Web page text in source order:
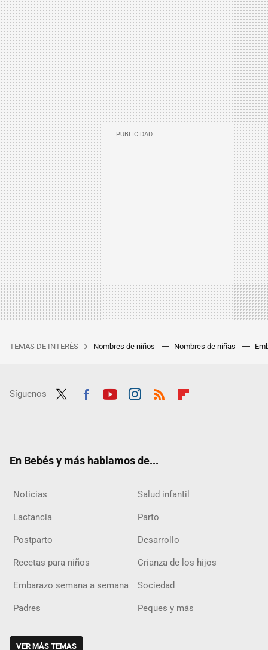
TEMAS DE INTERÉS Nombres de niños Nombres de niñas
Síguenos
En Bebés y más hablamos de...
Noticias Salud infantil
Lactancia Parto
Postparto Desarrollo
Recetas para niños Crianza de los hijos
Embarazo semana a semana Sociedad
Padres Peques y más
VER MÁS TEMAS